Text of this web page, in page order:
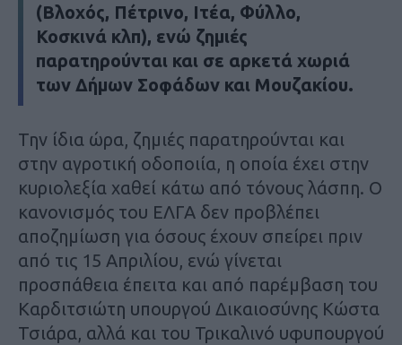
(Βλοχός, Πέτρινο, Ιτέα, Φύλλο,
Κοσκινά κλπ), ενώ ζημιές
παρατηρούνται και σε αρκετά χωριά
των Δήμων Σοφάδων και Μουζακίου.
Την ίδια ώρα, ζημιές παρατηρούνται και
στην αγροτική οδοποιία, η οποία έχει στην
κυριολεξία χαθεί κάτω από τόνους λάσπη. Ο
κανονισμός του ΕΛΓΑ δεν προβλέπει
αποζημίωση για όσους έχουν σπείρει πριν
από τις 15 Απριλίου, ενώ γίνεται
προσπάθεια έπειτα και από παρέμβαση του
Καρδιτσιώτη υπουργού Δικαιοσύνης Κώστα
Τσιάρα, αλλά και του Τρικαλινό υφυπουργού